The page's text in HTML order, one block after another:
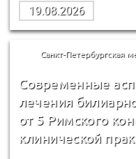
19.08.2026
Санкт-Петербургская
Современные
лечения
от 5 Римского
клинической